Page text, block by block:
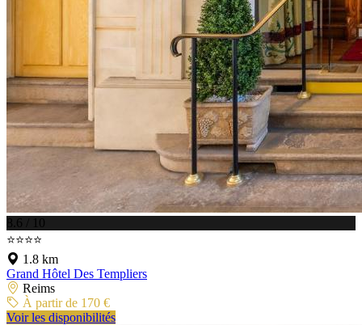
8.6 / 10
⭐⭐⭐⭐
1.8 km
Grand Hôtel Des Templiers
Reims
À partir de 170 €
Voir les disponibilités